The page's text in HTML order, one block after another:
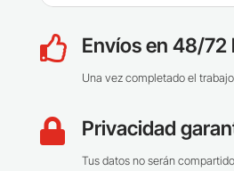
 Envíos en 48/72
Una vez completado el
 Privacidad
Tus datos no serán